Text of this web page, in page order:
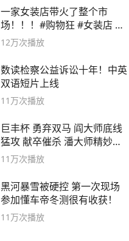
一家女装店带火了整个市
场！！！#购物狂 #女装店 #
高品质女装
12万次播放
数读检察公益诉讼十年！中英
双语短片上线
11万次播放
巨丰杯 勇弃双马 阎大师底线
猛攻 献卒催杀 潘大师精妙入
局
11万次播放
黑河暴雪被硬控 第一次现场
参加懂车帝冬测很有收获！
11万次播放